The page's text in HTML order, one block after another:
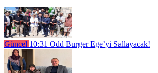
Güncel 10:31 Odd Burger Ege’yi Sallayacak!